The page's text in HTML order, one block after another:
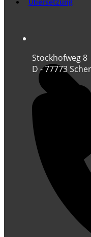
Übersetzung
Stockhofweg 8
D - 77773